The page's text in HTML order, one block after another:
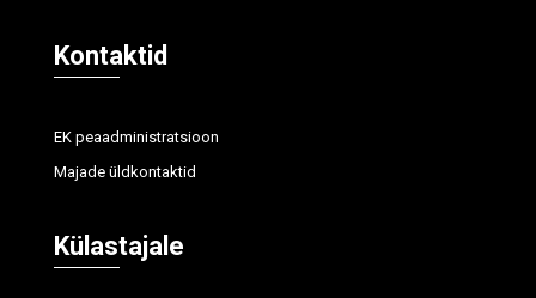
Kontaktid
EK peaadministratsioon
Majade üldkontaktid
Külastajale